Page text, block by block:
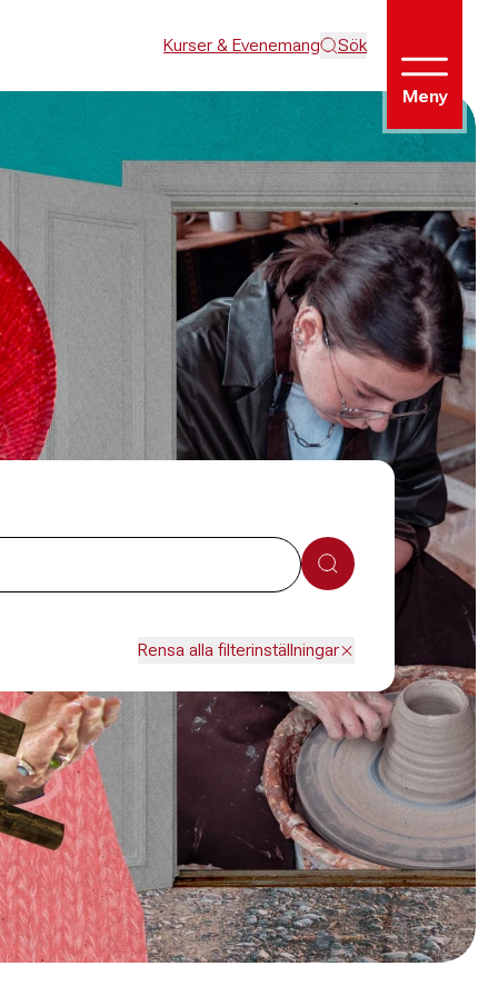
Kurser & Evenemang Sök
Meny
Sök
Rensa alla filterinställningar